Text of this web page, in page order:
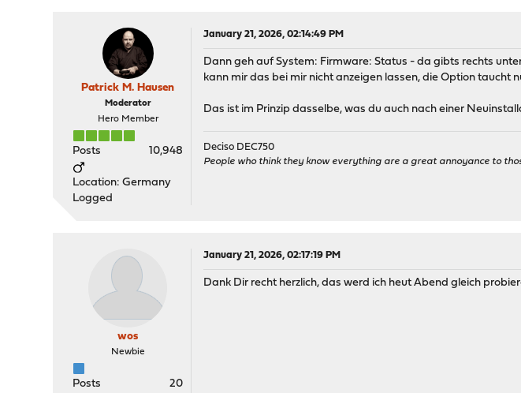
Patrick M. Hausen
Moderator
Hero Member
Posts 10,948
Location: Germany
Logged
January 21, 2026, 02:14:49 PM
Dann geh auf System: Firmware: Status - da gibts rechts
kann mir das bei mir nicht anzeigen lassen, die Option taucht
Das ist im Prinzip dasselbe, was du auch nach einer
Deciso DEC750
People who think they know everything are a great annoyance to
wos
Newbie
Posts
20
January 21, 2026, 02:17:19 PM
Dank Dir recht herzlich, das werd ich heut Abend gleich